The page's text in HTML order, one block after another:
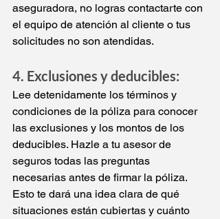
aseguradora, no logras contactarte con
el equipo de atención al cliente o tus
solicitudes no son atendidas.
4. Exclusiones y deducibles:
Lee detenidamente los términos y
condiciones de la póliza para conocer
las exclusiones y los montos de los
deducibles. Hazle a tu asesor de
seguros todas las preguntas
necesarias antes de firmar la póliza.
Esto te dará una idea clara de qué
situaciones están cubiertas y cuánto